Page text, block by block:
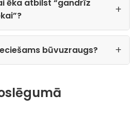
ēka atbilst “gandrīz
būvuzraugs?